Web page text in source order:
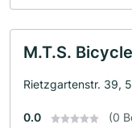
M.T.S.
Rietzgartenstr. 39,
0.0 (0